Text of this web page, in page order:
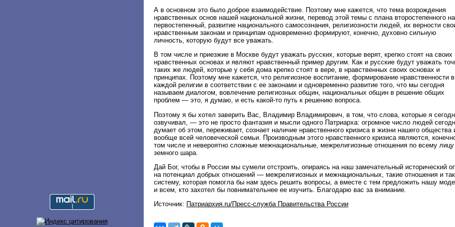
А в основном это было доброе взаимодействие. Поэтому мне кажется, что тема возрождения
нравственных основ нашей национальной жизни, перевод этой темы с плана второстепенного на
первостепенный, развитие национального самосознания, религиозности людей, их верности
нравственным законам и принципам одновременно формируют, конечно, духовно сильную
личность, которую будут все уважать.
В том числе и приезжие в Москве будут уважать русских, которые верят, крепко стоят на своих
нравственных основах и являют нравственный пример другим. Как и русские будут уважать
таких же людей, которые у себя дома крепко стоят в вере, в нравственных своих основах и
принципах. Поэтому мне кажется, что религиозное воспитание, формирование нравственности в
каждой религии в соответствии с ее законами и одновременно развитие того, что мы сегодня
называем диалогом, вовлечение религиозных общин, национальных общин в решение общих
проблем — это, я думаю, и есть какой-то путь к решению вопроса.
Поэтому я бы хотел заверить Вас, Владимир Владимирович, в том, что слова, которые я
озвучивал, — это не просто фантазия и мысли одного Патриарха: огромное число людей
думает об этом, переживает, сознает наличие нравственного кризиса в жизни нашего общества
вообще всей человеческой семьи. Производным этого нравственного кризиса являются,
том числе и невероятно сложные межнациональные, межрелигиозные отношения по всему лицу
земного шара.
Дай Бог, чтобы в России мы сумели отстроить, опираясь на наш замечательный исторический
на потенциал добрых отношений — межрелигиозных и межнациональных, такие отношения и
систему, которая помогла бы нам здесь решить вопросы, а вместе с тем предложить нашу
и всем, кто захотел бы повнимательнее ее изучить. Благодарю вас за внимание.
Источник: Патриархия.ru/Пресс-служба Правительства России